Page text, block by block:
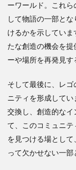
ーワールド。これ
して物語の一部と
けるかを示してい
たな創造の機会を
ーや場所を再発見す
そして最後に、レ
ニティを形成して
交換し、創造的な
て、このコミュニ
を見つける場とし
って欠かせない一部